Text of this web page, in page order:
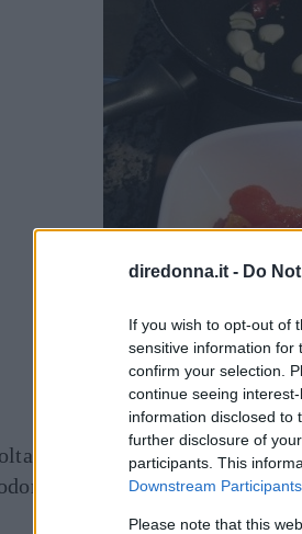
diredonna.it - Do
If you wish to opt-out of
sensitive information for
confirm your selection.
continue seeing
information disclosed to
further disclosure of
participants. This
Downstream Participants
Please note that this
che l’aglio si è colorito
e fate cuocere a fuoco